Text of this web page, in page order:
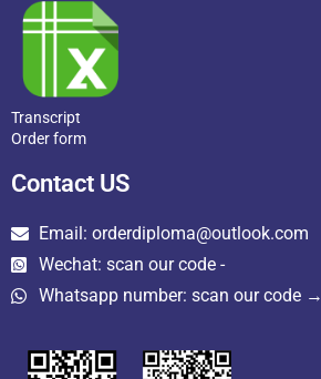
Transcript
Order form
Contact US
Email: orderdiploma@outlook.com
Wechat: scan our code -
Whatsapp number: scan our code →